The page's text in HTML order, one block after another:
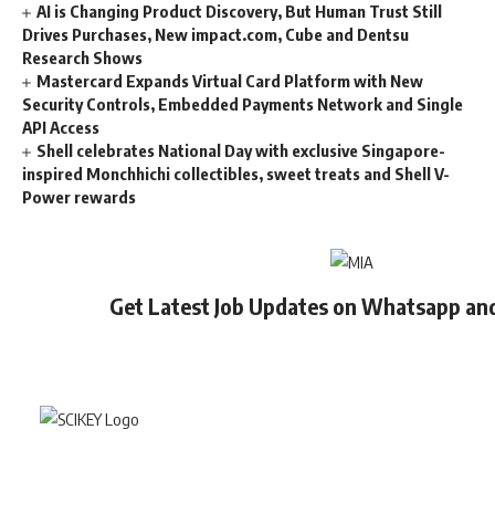
AI is Changing Product Discovery, But Human Trust Still
Drives Purchases, New impact.com, Cube and Dentsu
Research Shows
Mastercard Expands Virtual Card Platform with New
Security Controls, Embedded Payments Network and Single
API Access
Shell celebrates National Day with exclusive Singapore-
inspired Monchhichi collectibles, sweet treats and Shell V-
Power rewards
Get Latest Job Updates on Whatsapp